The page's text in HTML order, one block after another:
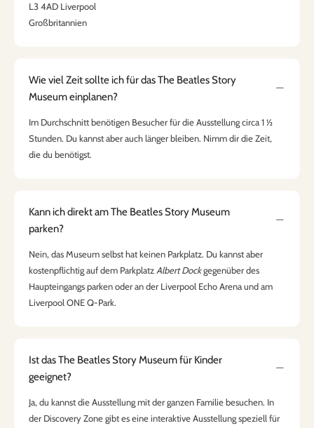
L3 4AD Liverpool
Großbritannien
Wie viel Zeit sollte ich für das The Beatles Story
Museum einplanen?
Im Durchschnitt benötigen Besucher für die Ausstellung circa 1 ½
Stunden. Du kannst aber auch länger bleiben. Nimm dir die Zeit,
die du benötigst.
Kann ich direkt am The Beatles Story Museum
parken?
Nein, das Museum selbst hat keinen Parkplatz. Du kannst aber
kostenpflichtig auf dem Parkplatz Albert Dockgegenüber des
Haupteingangs parken oder an der Liverpool Echo Arena und am
Liverpool ONE Q-Park.
Ist das The Beatles Story Museum für Kinder
geeignet?
Ja, du kannst die Ausstellung mit der ganzen Familie besuchen. In
der Discovery Zone gibt es eine interaktive Ausstellung speziell für